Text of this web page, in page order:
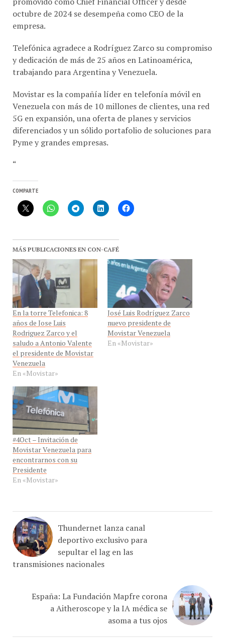
octubre de 2024 se desempeña como CEO de la
empresa.
y dedicación de más de 25 años en Latinoamérica,
trabajando para Argentina y Venezuela.
Venezuela con más de 10 millones de clientes, una red
5G en expansión, una oferta de planes y servicios
diferenciados y un sólido portafolio de soluciones para
Pyme y grandes empresas.
COMPARTE
MÁS PUBLICACIONES EN CON-CAFÉ
En la torre Telefonica: 8
años de Jose Luis
Rodriguez Zarco y el
saludo a Antonio Valente
el presidente de Movistar
Venezuela
En «Movistar»
José Luis Rodríguez Zarco
nuevo presidente de
Movistar Venezuela
En «Movistar»
#4Oct – Invitación de
Movistar Venezuela para
encontrarnos con su
Presidente
En «Movistar»
deportivo exclusivo para
sepultar el lag en las
transmisiones nacionales
a Aitheroscope y la IA médica se
asoma a tus ojos